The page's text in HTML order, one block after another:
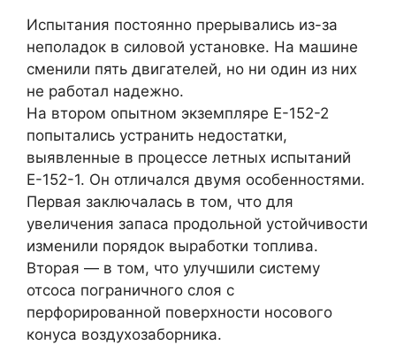
Испытания постоянно прерывались из-за
неполадок в силовой установке. На машине
сменили пять двигателей, но ни один из них
не работал надежно.
На втором опытном экземпляре Е-152-2
попытались устранить недостатки,
выявленные в процессе летных испытаний
Е-152-1. Он отличался двумя особенностями.
Первая заключалась в том, что для
увеличения запаса продольной устойчивости
изменили порядок выработки топлива.
Вторая — в том, что улучшили систему
отсоса пограничного слоя с
перфорированной поверхности носового
конуса воздухозаборника.